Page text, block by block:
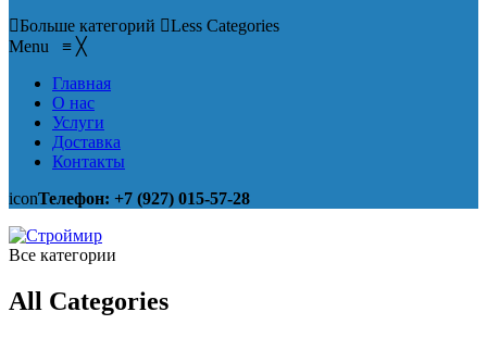
Больше категорий
Less Categories
Menu ≡ ╳
Главная
О нас
Услуги
Доставка
Контакты
iconТелефон: +7 (927) 015-57-28
Все категории
All Categories